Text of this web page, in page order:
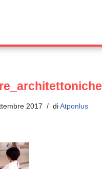
2017 di Atponlus